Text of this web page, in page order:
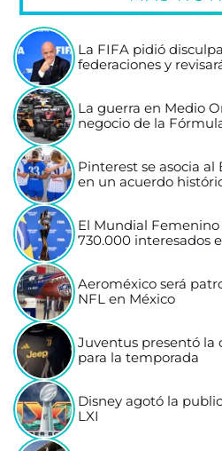
La FIFA pidió
federaciones y
La guerra en Medio
negocio de la
Pinterest se asocia
en un acuerdo
El Mundial Femenino
730.000 interesados
Aeroméxico será
NFL en México
Juventus presentó la
para la temporada
Disney agotó la
LXI